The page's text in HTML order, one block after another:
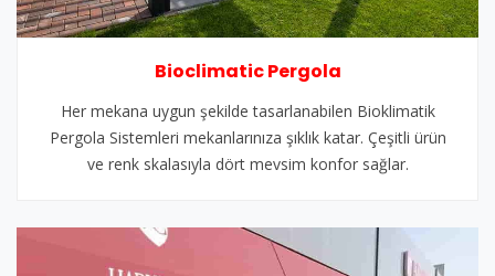
Bioclimatic Pergola
Her mekana uygun şekilde tasarlanabilen Bioklimatik
Pergola Sistemleri mekanlarınıza şıklık katar. Çeşitli ürün
ve renk skalasıyla dört mevsim konfor sağlar.